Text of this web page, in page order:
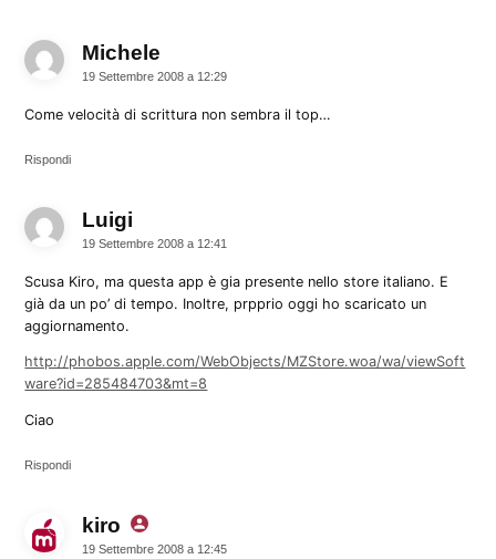
Michele
19 Settembre 2008 a 12:29
Come velocità di scrittura non sembra il top…
Rispondi
Luigi
19 Settembre 2008 a 12:41
Scusa Kiro, ma questa app è gia presente nello store italiano. E
già da un po’ di tempo. Inoltre, prpprio oggi ho scaricato un
aggiornamento.
http://phobos.apple.com/WebObjects/MZStore.woa/wa/viewSoft
ware?id=285484703&mt=8
Ciao
Rispondi
kiro dice:
19 Settembre 2008 a 12:45